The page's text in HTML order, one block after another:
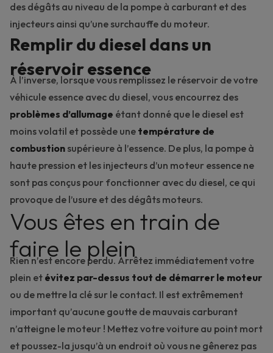
des dégâts au niveau de la pompe à carburant et des
injecteurs ainsi qu’une surchauffe du moteur.
Remplir du diesel dans un
réservoir essence
À l’inverse, lorsque vous remplissez le réservoir de votre
véhicule essence avec du diesel, vous encourrez des
problèmes d’allumage étant donné que le diesel est
moins volatil et possède une température de
combustion supérieure à l’essence. De plus, la pompe à
haute pression et les injecteurs d’un moteur essence ne
sont pas conçus pour fonctionner avec du diesel, ce qui
provoque de l’usure et des dégâts moteurs.
Vous êtes en train de
faire le plein
Rien n’est encore perdu. Arrêtez immédiatement votre
plein et évitez par-dessus tout de démarrer le moteur
ou de mettre la clé sur le contact. Il est extrêmement
important qu’aucune goutte de mauvais carburant
n’atteigne le moteur ! Mettez votre voiture au point mort
et poussez-la jusqu’à un endroit où vous ne gênerez pas